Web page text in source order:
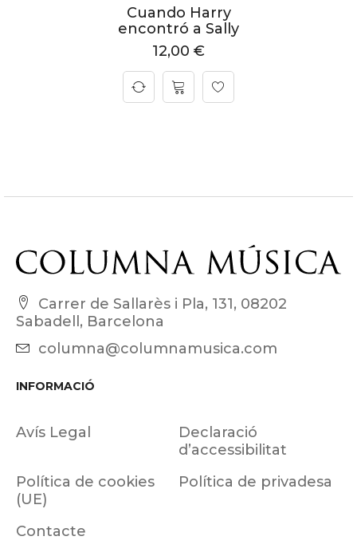
Cuando Harry
encontró a Sally
12,00 €
Carrer de Sallarès i Pla, 131, 08202
Sabadell, Barcelona
columna@columnamusica.com
INFORMACIÓ
Avís Legal
Declaració
d’accessibilitat
Política de cookies
(UE)
Política de privadesa
Contacte